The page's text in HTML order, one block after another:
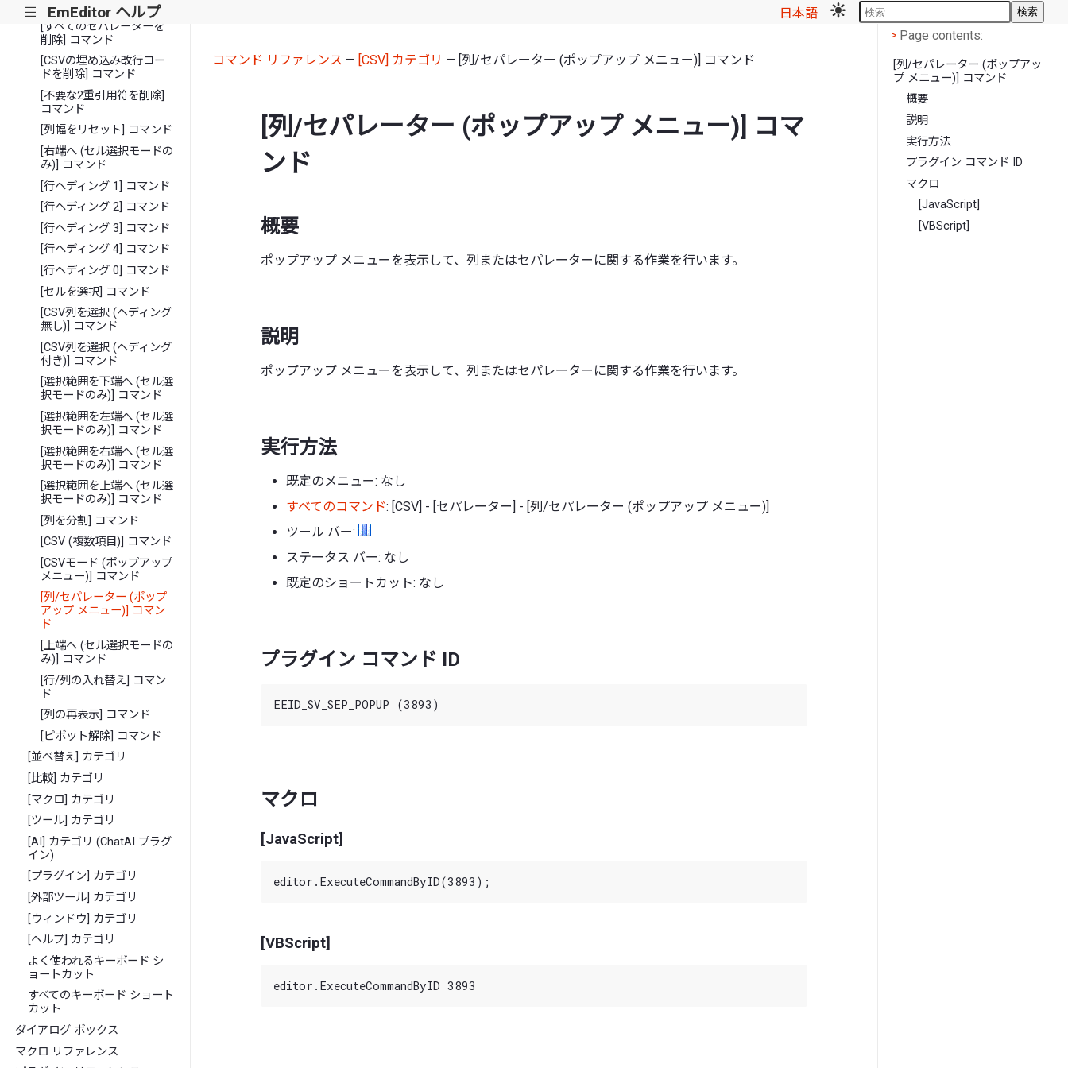
||| EmEditor ヘルプ 日本語 検索
禁止] コマンド
[すべてのセパレーターを
削除] コマンド
[CSVの埋め込み改行コー
ドを削除] コマンド
[不要な2重引用符を削除]
コマンド
[列幅をリセット] コマンド
[右端へ (セル選択モードの
み)] コマンド
[行ヘディング 1] コマンド
[行ヘディング 2] コマンド
[行ヘディング 3] コマンド
[行ヘディング 4] コマンド
[行ヘディング 0] コマンド
[セルを選択] コマンド
[CSV列を選択 (ヘディング
無し)] コマンド
[CSV列を選択 (ヘディング
付き)] コマンド
[選択範囲を下端へ (セル選
択モードのみ)] コマンド
[選択範囲を左端へ (セル選
択モードのみ)] コマンド
[選択範囲を右端へ (セル選
択モードのみ)] コマンド
[選択範囲を上端へ (セル選
択モードのみ)] コマンド
[列を分割] コマンド
[CSV (複数項目)] コマンド
[CSVモード (ポップアップ
メニュー)] コマンド
[列/セパレーター (ポップ
アップ メニュー)] コマン
ド
[上端へ (セル選択モードの
み)] コマンド
[行/列の入れ替え] コマン
ド
[列の再表示] コマンド
[ピボット解除] コマンド
[並べ替え] カテゴリ
[比較] カテゴリ
[マクロ] カテゴリ
[ツール] カテゴリ
[AI] カテゴリ (ChatAI プラグ
イン)
[プラグイン] カテゴリ
[外部ツール] カテゴリ
[ウィンドウ] カテゴリ
[ヘルプ] カテゴリ
よく使われるキーボード シ
ョートカット
すべてのキーボード ショート
カット
ダイアログ ボックス
マクロ リファレンス
コマンド リファレンス — [CSV] カテゴリ — [列/セパレーター (ポップアップ メニュー)] コマンド
[列/セパレーター (ポップアップ メニュー)] コマ
ンド
概要
ポップアップ メニューを表示して、列またはセパレーターに関する作業を行います。
説明
ポップアップ メニューを表示して、列またはセパレーターに関する作業を行います。
実行方法
既定のメニュー: なし
すべてのコマンド: [CSV] - [セパレーター] - [列/セパレーター (ポップアップ メニュー)]
ツール バー:
ステータス バー: なし
既定のショートカット: なし
プラグイン コマンド ID
マクロ
[JavaScript]
[VBScript]
< Page contents
> Page contents:
[列/セパレーター (ポップアッ
プ メニュー)] コマンド
概要
説明
実行方法
プラグイン コマンド ID
マクロ
[JavaScript]
[VBScript]